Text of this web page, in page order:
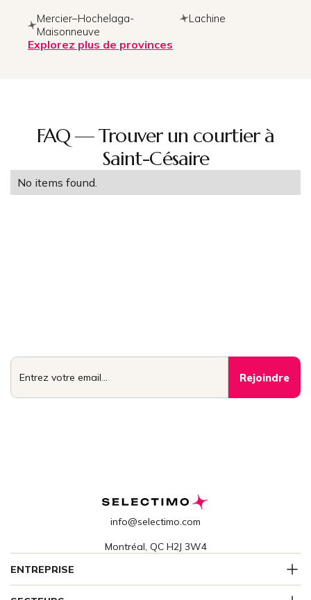
Mercier–Hochelaga-
Maisonneuve
Lachine
Explorez plus de provinces
FAQ — Trouver un courtier à
Saint-Césaire
No items found.
info@selectimo.com
Montréal, QC H2J 3W4
ENTREPRISE